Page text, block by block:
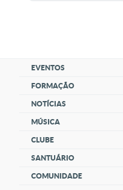
EVENTOS
FORMAÇÃO
NOTÍCIAS
MÚSICA
CLUBE
SANTUÁRIO
COMUNIDADE